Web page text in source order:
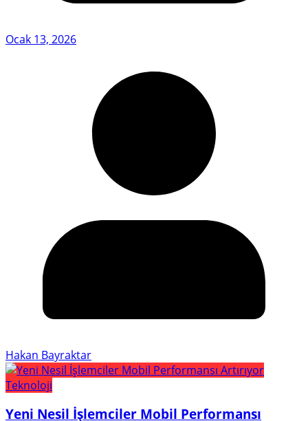
Ocak 13, 2026
Hakan Bayraktar
Teknoloji
Yeni Nesil İşlemciler Mobil Performansı